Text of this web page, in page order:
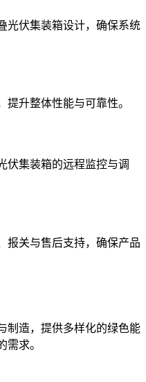
光伏集装箱设计，确保系统
升整体性能与可靠性。
伏集装箱的远程监控与调
报关与售后支持，确保产品
制造，提供多样化的绿色能
需求。